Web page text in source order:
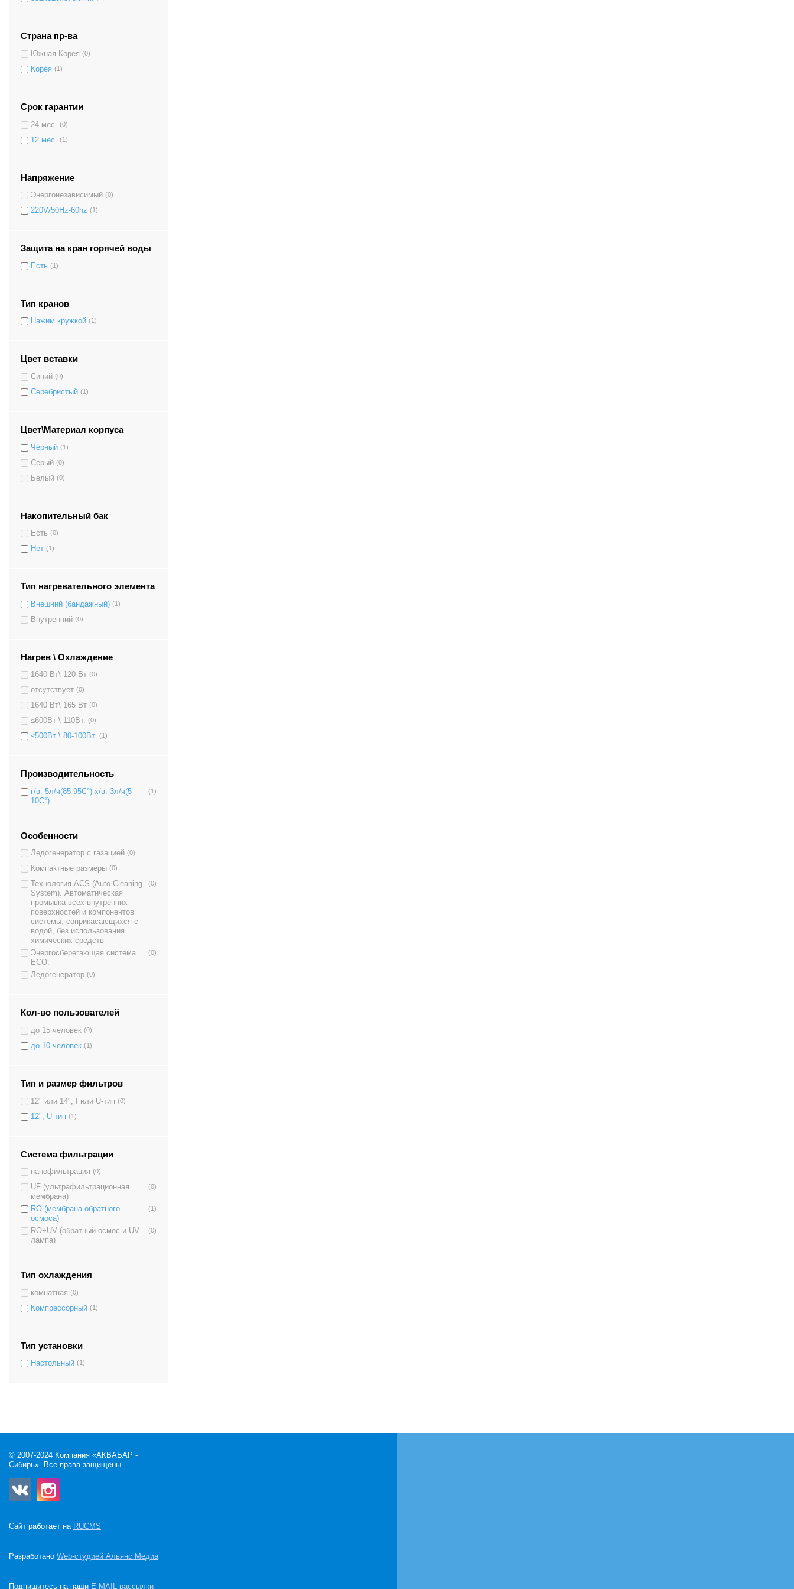
Страна пр-ва
Южная Корея (0)
Корея (1)
Срок гарантии
24 мес. (0)
12 мес. (1)
Напряжение
Энергонезависимый (0)
220V/50Hz-60hz (1)
Защита на кран горячей воды
Есть (1)
Тип кранов
Нажим кружкой (1)
Цвет вставки
Синий (0)
Серебристый (1)
Цвет\Материал корпуса
Чёрный (1)
Серый (0)
Белый (0)
Накопительный бак
Есть (0)
Нет (1)
Тип нагревательного элемента
Внешний (бандажный) (1)
Внутренний (0)
Нагрев \ Охлаждение
1640 Вт\ 120 Вт (0)
отсутствует (0)
1640 Вт\ 165 Вт (0)
≤600Вт \ 110Вт. (0)
≤500Вт \ 80-100Вт. (1)
Производительность
г/в: 5л/ч(85-95C°) х/в: 3л/ч(5-
10C°)
(1)
Особенности
Ледогенератор с газацией (0)
Компактные размеры (0)
Технология ACS (Auto Cleaning
System). Автоматическая
промывка всех внутренних
поверхностей и компонентов
системы, соприкасающихся с
водой, без использования
химических средств
(0)
Энергосберегающая система
ECO.
(0)
Ледогенератор (0)
Кол-во пользователей
до 15 человек (0)
до 10 человек (1)
Тип и размер фильтров
12" или 14", I или U-тип (0)
12", U-тип (1)
Система фильтрации
нанофильтрация (0)
UF (ультрафильтрационная
мембрана)
(0)
RO (мембрана обратного
осмоса)
(1)
RO+UV (обратный осмос и UV
лампа)
(0)
Тип охлаждения
комнатная (0)
Компрессорный (1)
Тип установки
Настольный (1)
© 2007-2024 Компания «АКВАБАР -
Сибирь». Все права защищены.
Сайт работает на RUCMS
Разработано Web-студией Альянс Медиа
Подпишитесь на наши E-MAIL рассылки